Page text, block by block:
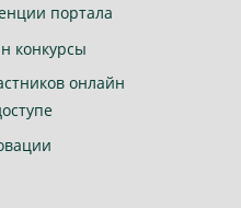
портала
конкурсы
онлайн